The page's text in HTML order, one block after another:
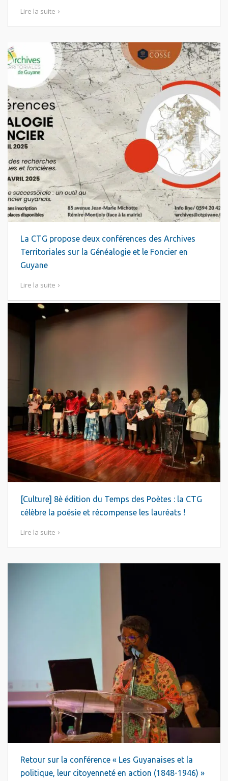
Lire la suite
La CTG propose deux conférences des Archives
Territoriales sur la Généalogie et le Foncier en
Guyane
Lire la suite
[Culture] 8è édition du Temps des Poètes : la CTG
célèbre la poésie et récompense les lauréats !
Lire la suite
Retour sur la conférence « Les Guyanaises et la
politique, leur citoyenneté en action (1848-1946) »